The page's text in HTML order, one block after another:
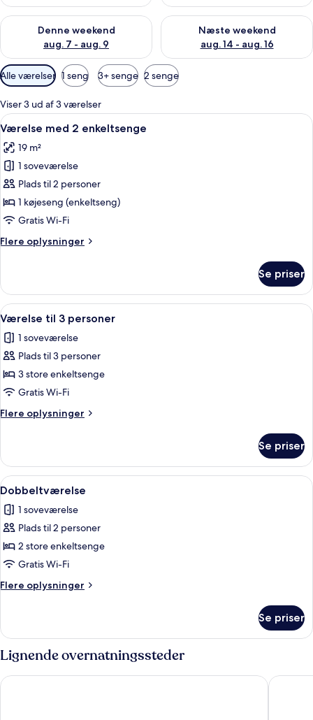
Denne weekend
aug. 7 - aug. 9
Tjek tilgængelighed for denne weekend aug. 7 - aug. 9
Næste weekend
aug. 14 - aug. 16
Tjek tilgængelighed for næste
Tilgængelige
filtre
for
værelser
Alle værelser 1 seng 3+ senge 2 senge
Viser 3 ud af 3 værelser
Indlæs
alle
billeder
af
Værelse
med
2
Et soveværelse med køjeseng,
3
Værelse med 2 enkeltsenge
19 m²
1 soveværelse
Plads til 2 personer
1 køjeseng (enkeltseng)
Gratis Wi-Fi
Flere oplysninger
Flere
med
enkeltsenge
Se priser
Indlæs
alle
billeder
af
Værelse
til
3
personer
En køjeseng med stige, sengeborde
3
Værelse til 3 personer
1 soveværelse
Plads til 3 personer
3 store enkeltsenge
Gratis Wi-Fi
Flere oplysninger
Flere
til
personer
Se priser
Indlæs
alle
billeder
af
Dobbeltværelse
En dobbeltseng med hvide
5
Dobbeltværelse
1 soveværelse
Plads til 2 personer
2 store enkeltsenge
Gratis Wi-Fi
Flere oplysninger
Flere
Se priser
Lignende overnatningssteder
Hotel Meerzeit